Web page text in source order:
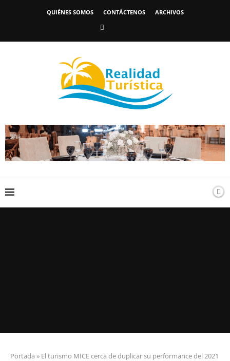
QUIÉNES SOMOS CONTÁCTENOS ARCHIVOS
Portada » El turismo MICE cerca de duplicar su performance del 2021